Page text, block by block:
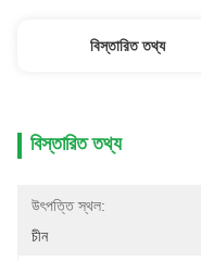
বিস্তারিত তথ্য
বিস্তারিত তথ্য
উৎপত্তি স্থল:
চীন